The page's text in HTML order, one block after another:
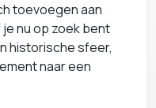
toevoegen aan
nu op zoek bent
historische sfeer,
naar een